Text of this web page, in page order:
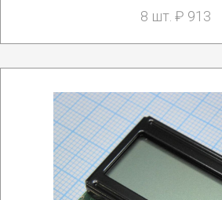
8 шт. ₽ 913